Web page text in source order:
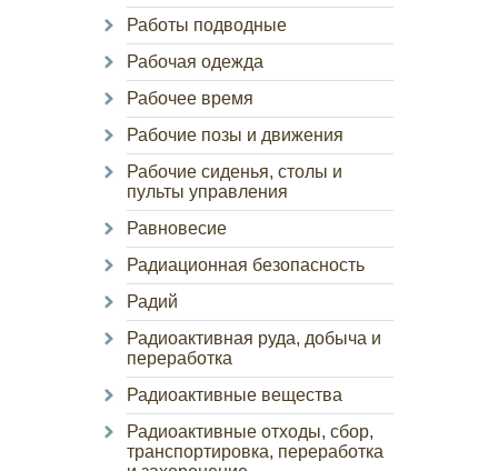
Работы подводные
Рабочая одежда
Рабочее время
Рабочие позы и движения
Рабочие сиденья, столы и
пульты управления
Равновесие
Радиационная безопасность
Радий
Радиоактивная руда, добыча и
переработка
Радиоактивные вещества
Радиоактивные отходы, сбор,
транспортировка, переработка